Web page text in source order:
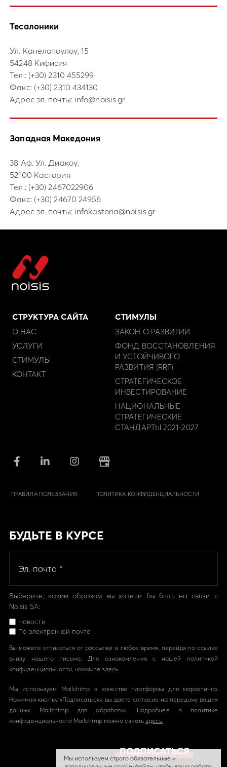
Тесалоники
Ул. Канелопоулоу, 15
54248 Кифисия
Тел.: (+30) 2310 455299
Факс: (+30) 2310 434130
Адрес эл. почты: info@noisis.gr
Западная Македония
38 Аф. Ул. Диакоу,
52100 Кастория
Тел.: (+30) 2467022906
Факс: (+30) 24670 24956
Адрес эл. почты: infokastoria@noisis.gr
СТРУКТУРА САЙТА
О НАС
УСЛУГИ
СТИМУЛЫ
КОНТАКТ
СТИМУЛЫ
ЗАКОН О РАЗВИТИИ
ФОНД ВОССТАНОВЛЕНИЯ
И УСТОЙЧИВОГО
РАЗВИТИЯ (RRF)
СТРАТЕГИЧЕСКОЕ
ИНВЕСТИРОВАНИЕ
НАЦИОНАЛЬНЫЕ
СТРАТЕГИЧЕСКИЕ
СТАНДАРТЫ 2021-2027
ПРАВИЛА ПОЛЬЗВАНИЯ ПОЛИТИКА КОНФИДЕНЦИАЛЬНОСТИ
БУДЬТЕ В КУРСЕ
Выберите, каким образом вы хотели бы быть на связи с
Noisis SA:
Новости
По электронной почте
Вы можете отписаться от рассылки в любое время, перейдя по ссылке
внизу нашего письма. Для ознакомления с нашей политикой
конфиденциальности, нажмите здесь
Мы используем Mailchimp в качестве платформы для маркетинга.
Нажимая кнопку «Подписаться», вы даете согласие на передачу ваших
данных Mailchimp для обработки. Подробнее о политике
конфиденциальности Mailchimp можно узнать здесь.
Мы используем строго обязательные и